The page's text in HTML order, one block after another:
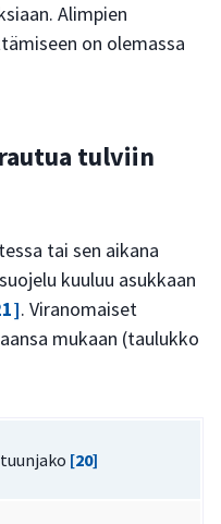
Alimpien
on olemassa
tulviin
tai sen aikana
kuuluu asukkaan
. Viranomaiset
mukaan (taulukko
[20]